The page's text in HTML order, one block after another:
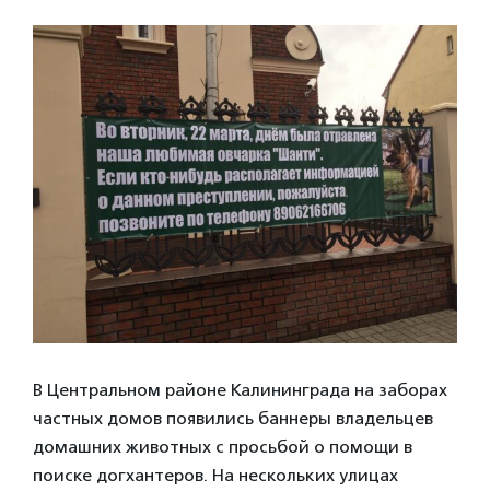
В Центральном районе Калининграда на заборах
частных домов появились баннеры владельцев
домашних животных с просьбой о помощи в
поиске догхантеров. На нескольких улицах